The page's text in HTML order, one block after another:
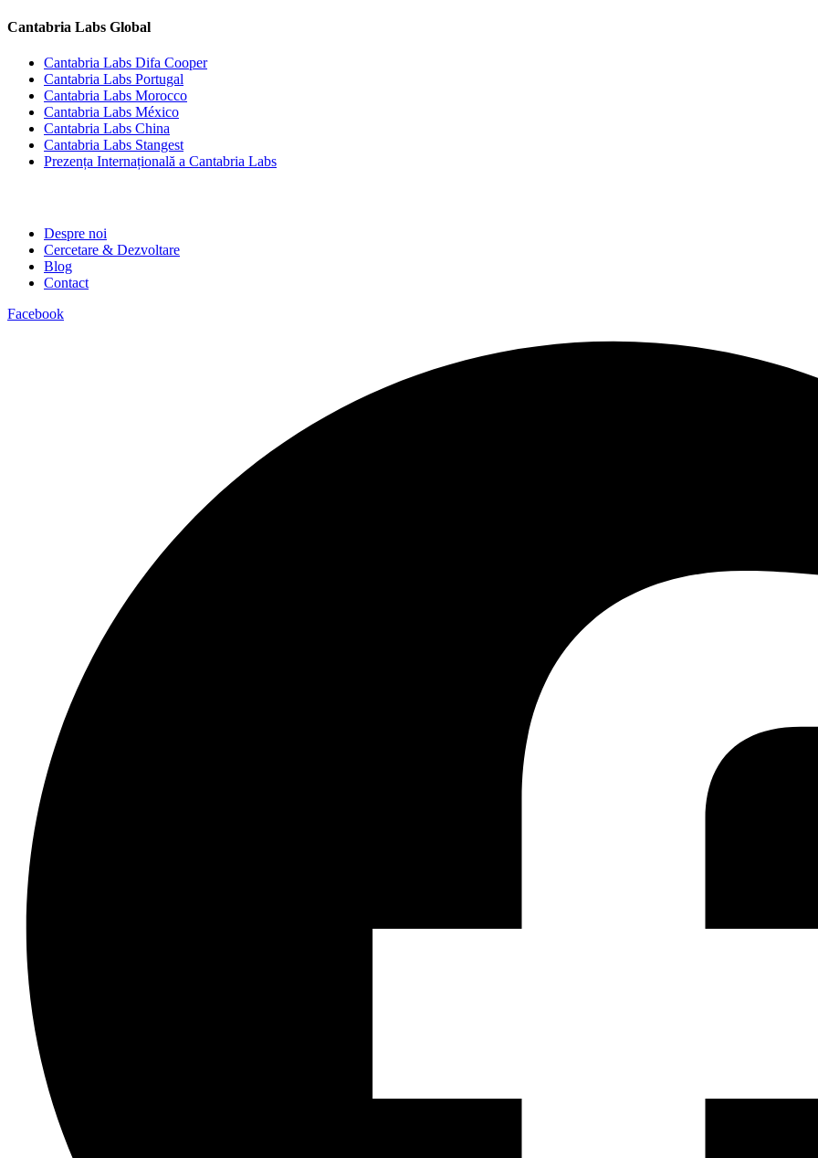
Cantabria Labs Global
Cantabria Labs Difa Cooper(se deschide într-o filă nouă, link extern)
Cantabria Labs Portugal
Cantabria Labs Morocco(se deschide într-o filă nouă, link extern)
Cantabria Labs México(se deschide într-o filă nouă, link extern)
Cantabria Labs China
Cantabria Labs Stangest(se deschide într-o filă nouă, link extern)
Prezența Internațională a Cantabria Labs
Despre noi
Cercetare & Dezvoltare
Blog
Contact
Facebook